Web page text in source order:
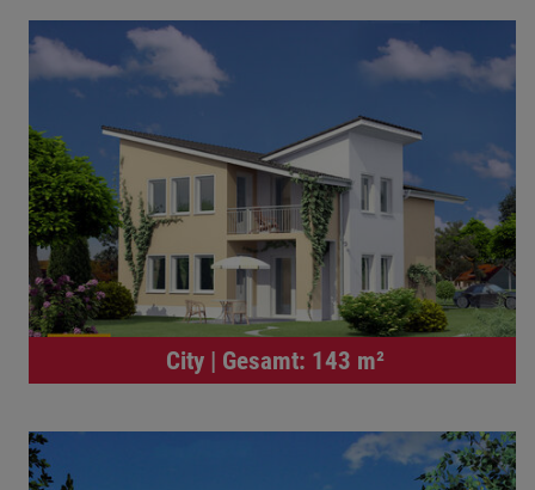
City | Gesamt: 143 m²